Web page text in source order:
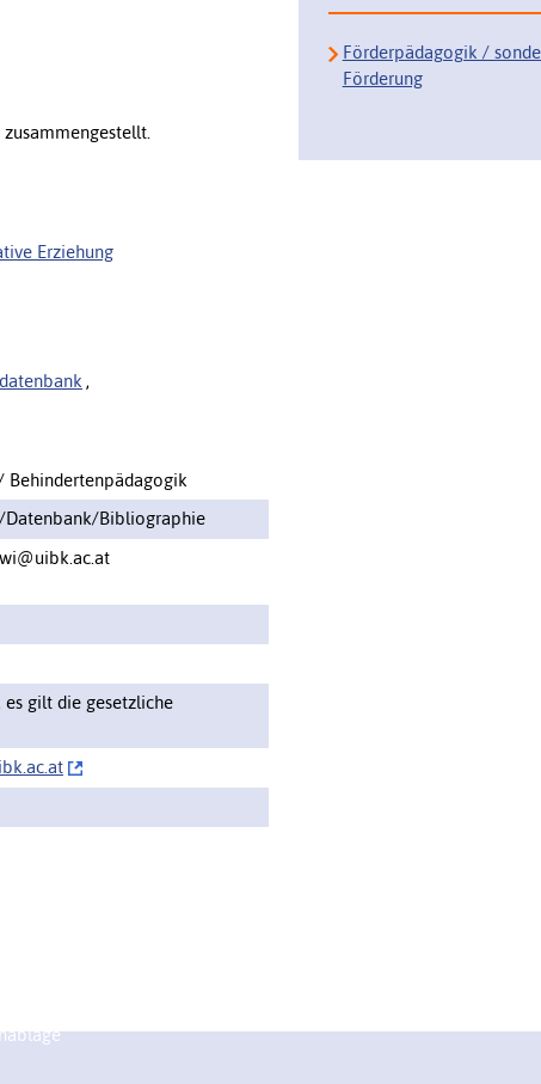
Erziehung
,
Behindertenpädagogik
Datenbank/Bibliographie
es gilt die gesetzliche
Förderpädagogik /
Förderung